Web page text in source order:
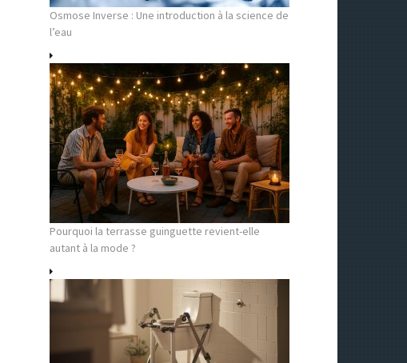
Osmose Inverse : Une introduction à la science de
l’eau
Pourquoi la terrasse guinguette revient-elle
autant à la mode ?